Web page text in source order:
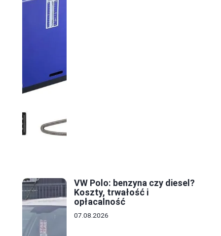
VW Polo: benzyna czy diesel?
Koszty, trwałość i
opłacalność
07.08.2026